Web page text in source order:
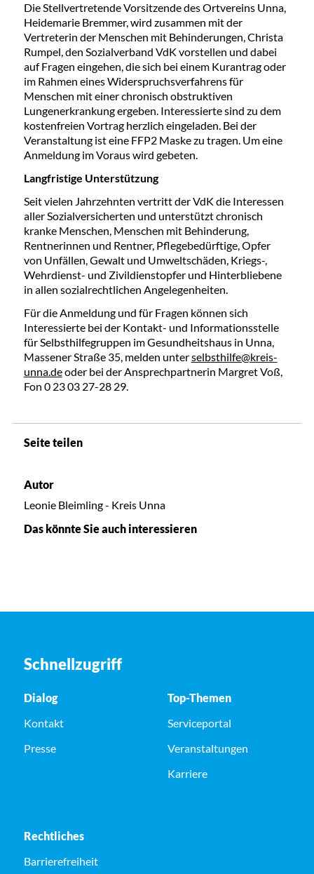
Die Stellvertretende Vorsitzende des Ortvereins Unna,
Heidemarie Bremmer, wird zusammen mit der
Vertreterin der Menschen mit Behinderungen, Christa
Rumpel, den Sozialverband VdK vorstellen und dabei
auf Fragen eingehen, die sich bei einem Kurantrag oder
im Rahmen eines Widerspruchsverfahrens für
Menschen mit einer chronisch obstruktiven
Lungenerkrankung ergeben. Interessierte sind zu dem
kostenfreien Vortrag herzlich eingeladen. Bei der
Veranstaltung ist eine FFP2 Maske zu tragen. Um eine
Anmeldung im Voraus wird gebeten.
Langfristige Unterstützung
Seit vielen Jahrzehnten vertritt der VdK die Interessen
aller Sozialversicherten und unterstützt chronisch
kranke Menschen, Menschen mit Behinderung,
Rentnerinnen und Rentner, Pflegebedürftige, Opfer
von Unfällen, Gewalt und Umweltschäden, Kriegs-,
Wehrdienst- und Zivildienstopfer und Hinterbliebene
in allen sozialrechtlichen Angelegenheiten.
Für die Anmeldung und für Fragen können sich
Interessierte bei der Kontakt- und Informationsstelle
für Selbsthilfegruppen im Gesundheitshaus in Unna,
Massener Straße 35, melden unterselbsthilfe@kreis-
unna.deoder bei der Ansprechpartnerin Margret Voß,
Fon 0 23 03 27-28 29.
Seite teilen
Autor
Leonie Bleimling - Kreis Unna
Das könnte Sie auch interessieren
Schnellzugriff
Dialog
Kontakt
Presse
Top-Themen
Serviceportal
Veranstaltungen
Karriere
Rechtliches
Barrierefreiheit